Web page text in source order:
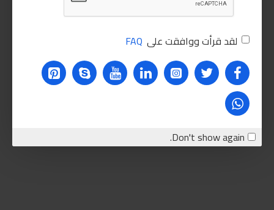
لقد قرأت ووافقت على FAQ
Don't show again.